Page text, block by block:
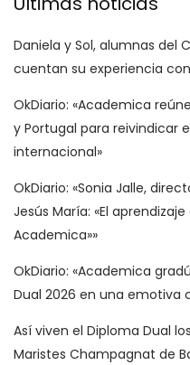
Daniela y Sol, alumnas del
cuentan su experiencia
OkDiario: «Academica
y Portugal para reivindicar
internacional»
OkDiario: «Sonia Jalle,
Jesús María: «El
Academica»»
OkDiario: «Academica
Dual 2026 en una emotiva
Así viven el Diploma Dual
Maristes Champagnat de